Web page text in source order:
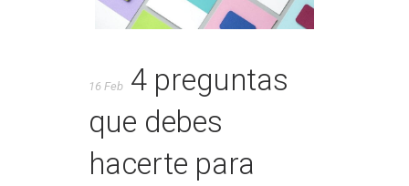
16 Feb 4 preguntas
que debes
hacerte para